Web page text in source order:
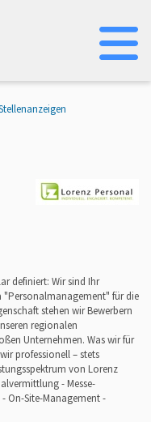
definiert: Wir sind Ihr
"Personalmanagement" für die
stehen wir Bewerbern
regionalen
Unternehmen. Was wir für
professionell – stets
von Lorenz
- Messe-
On-Site-Management -